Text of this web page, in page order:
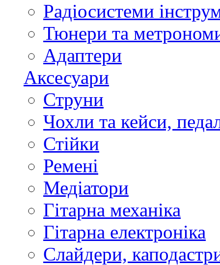
Радіосистеми
Тюнери та
Адаптери
Аксесуари
Струни
Чохли та кейси,
Стійки
Ремені
Медіатори
Гітарна механіка
Гітарна електроніка
Слайдери,